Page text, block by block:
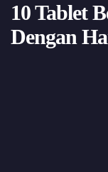
10 Tablet
Dengan